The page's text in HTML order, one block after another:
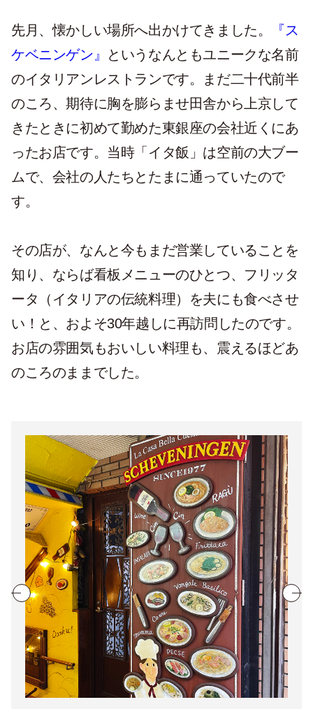
先月、懐かしい場所へ出かけてきました。
『ス
ケベニンゲン』
というなんともユニークな名前
のイタリアンレストランです。まだ二十代前半
のころ、期待に胸を膨らませ田舎から上京して
きたときに初めて勤めた東銀座の会社近くにあ
ったお店です。当時「イタ飯」は空前の大ブー
ムで、会社の人たちとたまに通っていたので
す。
その店が、なんと今もまだ営業していることを
知り、ならば看板メニューのひとつ、フリッタ
ータ（イタリアの伝統料理）を夫にも食べさせ
い！と、およそ30年越しに再訪問したのです。
お店の雰囲気もおいしい料理も、震えるほどあ
のころのままでした。